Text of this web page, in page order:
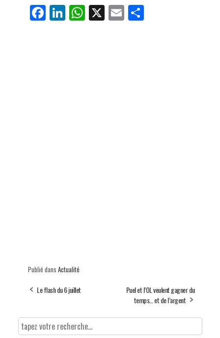
Fa
ce
Li
nk
W
ha
X E
m
Pa
rt
Publié dans Actualité
Le flash du 6 juillet
Puel et l’OL veulent gagner du
temps… et de l’argent